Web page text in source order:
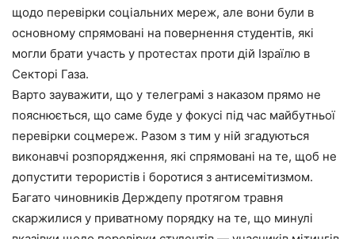
щодо перевірки соціальних мереж, але вони були в
основному спрямовані на повернення студентів, які
могли брати участь у протестах проти дій Ізраїлю в
Секторі Газа.
Варто зауважити, що у телеграмі з наказом прямо не
пояснюється, що саме буде у фокусі під час майбутньої
перевірки соцмереж. Разом з тим у ній згадуються
виконавчі розпорядження, які спрямовані на те, щоб не
допустити терористів і боротися з антисемітизмом.
Багато чиновників Держдепу протягом травня
скаржилися у приватному порядку на те, що минулі